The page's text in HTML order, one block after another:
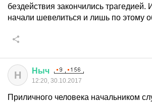
бездействия закончились трагедией.
начали шевелиться и лишь по этому
Н Ныч
12:20, 30.10.2017
Приличного человека начальником